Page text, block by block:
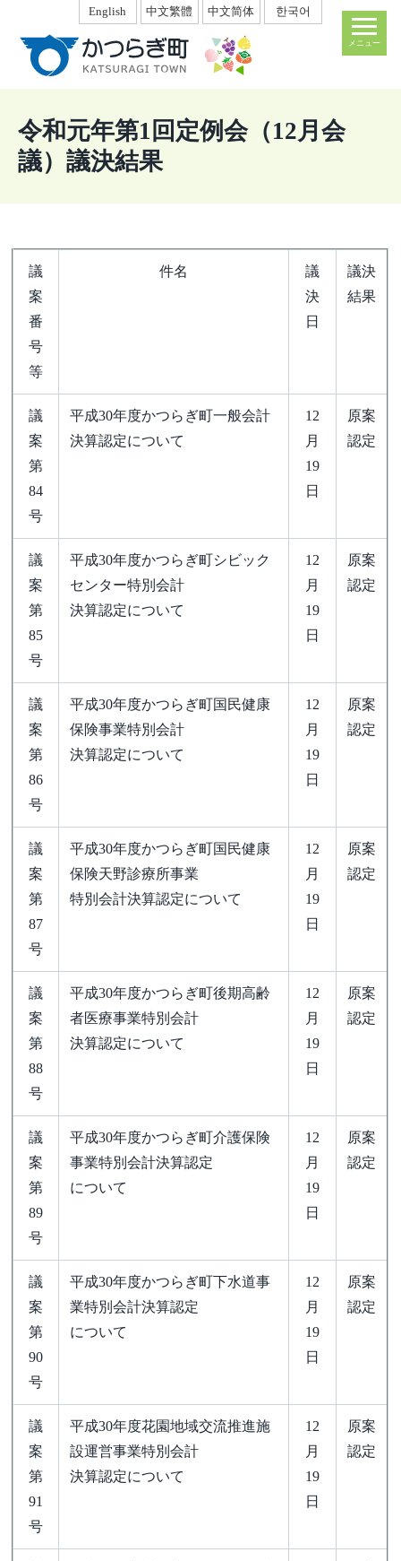
移
English 中文繁體 中文简体 한국어
令和元年第1回定例会（12月会
議）議決結果
議
案
番
号
等
件名
議
決
日
議決
結果
議
案
第
84
号
平成30年度かつらぎ町一般会計
決算認定について
12
月
19
日
原案
認定
議
案
第
85
号
平成30年度かつらぎ町シビック
センター特別会計
決算認定について
12
月
19
日
原案
認定
議
案
第
86
号
平成30年度かつらぎ町国民健康
保険事業特別会計
決算認定について
12
月
19
日
原案
認定
議
案
第
87
号
平成30年度かつらぎ町国民健康
保険天野診療所事業
特別会計決算認定について
12
月
19
日
原案
認定
議
案
第
88
号
平成30年度かつらぎ町後期高齢
者医療事業特別会計
決算認定について
12
月
19
日
原案
認定
議
案
第
89
号
平成30年度かつらぎ町介護保険
事業特別会計決算認定
について
12
月
19
日
原案
認定
議
案
第
90
号
平成30年度かつらぎ町下水道事
業特別会計決算認定
について
12
月
19
日
原案
認定
議
案
第
91
号
平成30年度花園地域交流推進施
設運営事業特別会計
決算認定について
12
月
19
日
原案
認定
メニュー